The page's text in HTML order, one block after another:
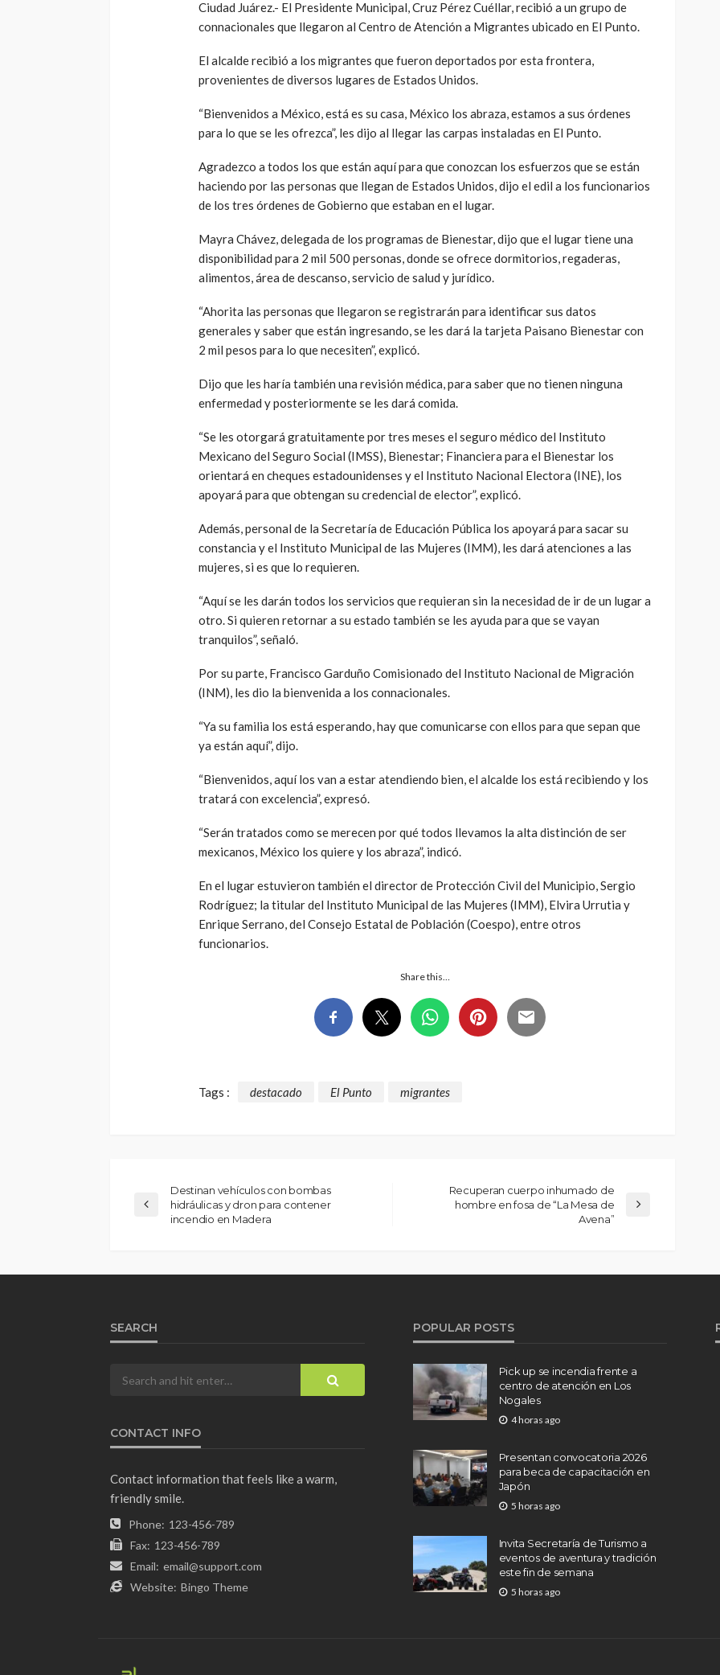
Ciudad Juárez.- El Presidente Municipal, Cruz Pérez Cuéllar, recibió a un grupo de
connacionales que llegaron al Centro de Atención a Migrantes ubicado en El Punto.
El alcalde recibió a los migrantes que fueron deportados por esta frontera,
provenientes de diversos lugares de Estados Unidos.
“Bienvenidos a México, está es su casa, México los abraza, estamos a sus órdenes
para lo que se les ofrezca”, les dijo al llegar las carpas instaladas en El Punto.
Agradezco a todos los que están aquí para que conozcan los esfuerzos que se están
haciendo por las personas que llegan de Estados Unidos, dijo el edil a los funcionarios
de los tres órdenes de Gobierno que estaban en el lugar.
Mayra Chávez, delegada de los programas de Bienestar, dijo que el lugar tiene una
disponibilidad para 2 mil 500 personas, donde se ofrece dormitorios, regaderas,
alimentos, área de descanso, servicio de salud y jurídico.
“Ahorita las personas que llegaron se registrarán para identificar sus datos
generales y saber que están ingresando, se les dará la tarjeta Paisano Bienestar con
2 mil pesos para lo que necesiten”, explicó.
Dijo que les haría también una revisión médica, para saber que no tienen ninguna
enfermedad y posteriormente se les dará comida.
“Se les otorgará gratuitamente por tres meses el seguro médico del Instituto
Mexicano del Seguro Social (IMSS), Bienestar; Financiera para el Bienestar los
orientará en cheques estadounidenses y el Instituto Nacional Electora (INE), los
apoyará para que obtengan su credencial de elector”, explicó.
Además, personal de la Secretaría de Educación Pública los apoyará para sacar su
constancia y el Instituto Municipal de las Mujeres (IMM), les dará atenciones a las
mujeres, si es que lo requieren.
“Aquí se les darán todos los servicios que requieran sin la necesidad de ir de un lugar a
otro. Si quieren retornar a su estado también se les ayuda para que se vayan
tranquilos”, señaló.
Por su parte, Francisco Garduño Comisionado del Instituto Nacional de Migración
(INM), les dio la bienvenida a los connacionales.
“Ya su familia los está esperando, hay que comunicarse con ellos para que sepan que
ya están aquí”, dijo.
“Bienvenidos, aquí los van a estar atendiendo bien, el alcalde los está recibiendo y los
tratará con excelencia”, expresó.
“Serán tratados como se merecen por qué todos llevamos la alta distinción de ser
mexicanos, México los quiere y los abraza”, indicó.
En el lugar estuvieron también el director de Protección Civil del Municipio, Sergio
Rodríguez; la titular del Instituto Municipal de las Mujeres (IMM), Elvira Urrutia y
Enrique Serrano, del Consejo Estatal de Población (Coespo), entre otros
funcionarios.
Share this…
Tags : destacado El Punto migrantes
Destinan vehículos con bombas
hidráulicas y dron para contener
incendio en Madera
Recuperan cuerpo inhumado de
hombre en fosa de “La Mesa de
Avena”
SEARCH
CONTACT INFO
Contact information that feels like a warm,
friendly smile.
Phone: 123-456-789
Fax: 123-456-789
Email: email@support.com
Website: Bingo Theme
POPULAR POSTS
Pick up se incendia frente a
centro de atención en Los
Nogales
4 horas ago
Presentan convocatoria 2026
para beca de capacitación en
Japón
5 horas ago
Invita Secretaría de Turismo a
eventos de aventura y tradición
este fin de semana
5 horas ago